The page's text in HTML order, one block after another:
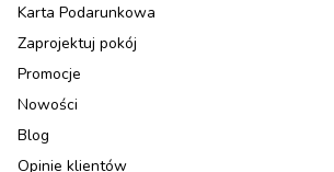
Karta Podarunkowa
Zaprojektuj pokój
Promocje
Nowości
Blog
Opinie klientów